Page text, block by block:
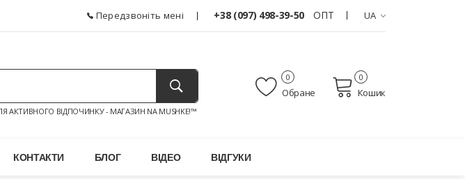
Передзвоніть мені +38 (097) 498-39-50 ОПТ UA
ВІДПОЧИНКУ - МАГАЗИН NA MUSHKE!™
Обране
0
Кошик
0
КОНТАКТИ БЛОГ ВІДЕО ВІДГУКИ